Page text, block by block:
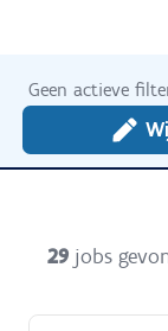
Geen actieve
29 jobs